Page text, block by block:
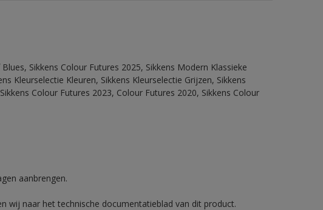
Sikkens Colour Futures 2025, Sikkens Modern Klassieke
Kleurselectie Kleuren, Sikkens Kleurselectie Grijzen, Sikkens
Colour Futures 2023, Colour Futures 2020, Sikkens Colour
aanbrengen.
wij naar het technische documentatieblad van dit product.